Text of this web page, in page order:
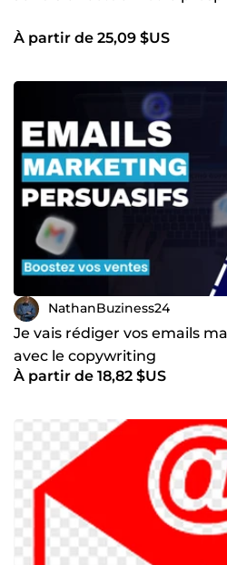
À partir de 25,09 $US
NathanBuziness24
Je vais rédiger vos emails
avec le copywriting
À partir de 18,82 $US